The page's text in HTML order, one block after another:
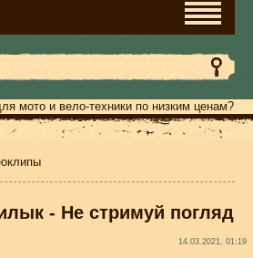
- Не стримуй погляд
14.03.2021, 01:19